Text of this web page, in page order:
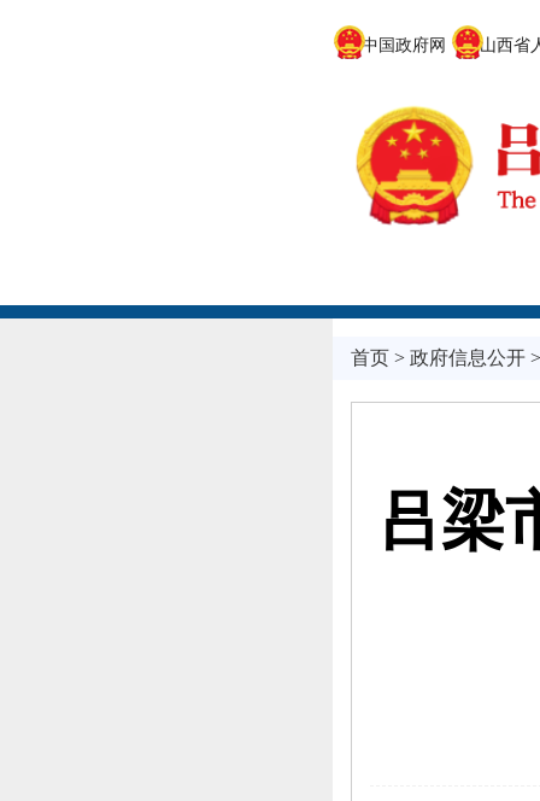
中国政府网 山西省人
首页> 政府信息公开
吕梁